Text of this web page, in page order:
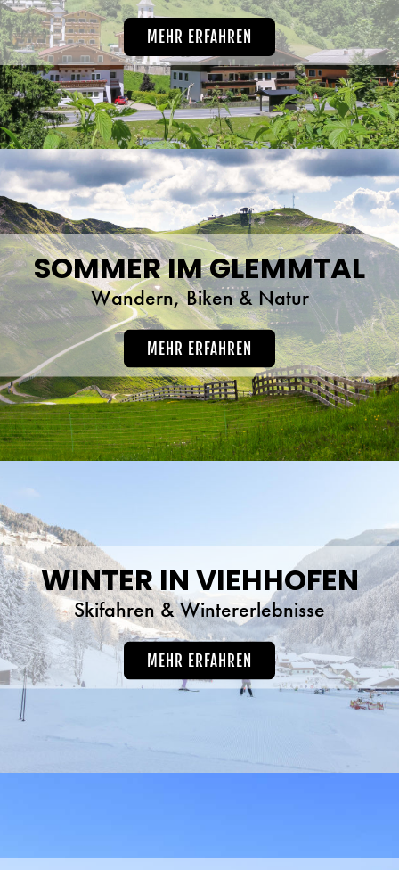
MEHR ERFAHREN
SOMMER IM GLEMMTAL
Wandern, Biken & Natur
MEHR ERFAHREN
WINTER IN VIEHHOFEN
Skifahren & Wintererlebnisse
MEHR ERFAHREN